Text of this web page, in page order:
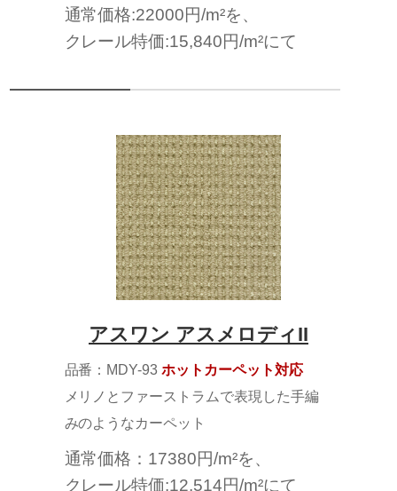
通常価格:22000円/m²を、
クレール特価:15,840円/m²にて
アスワン アスメロディII
品番：MDY-93ホットカーペット対応
メリノとファーストラムで表現した手編
みのようなカーペット
通常価格：17380円/m²を、
クレール特価:12,514円/m²にて